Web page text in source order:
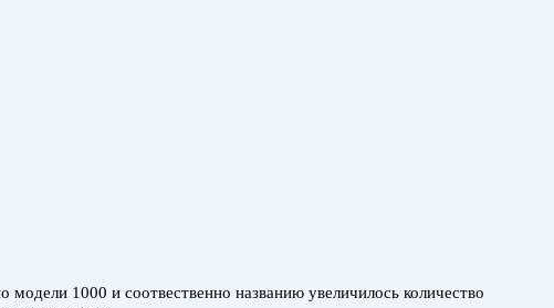
1000 и соотвественно названию увеличилось количество